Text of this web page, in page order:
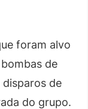
foram alvo
de
de
do grupo.